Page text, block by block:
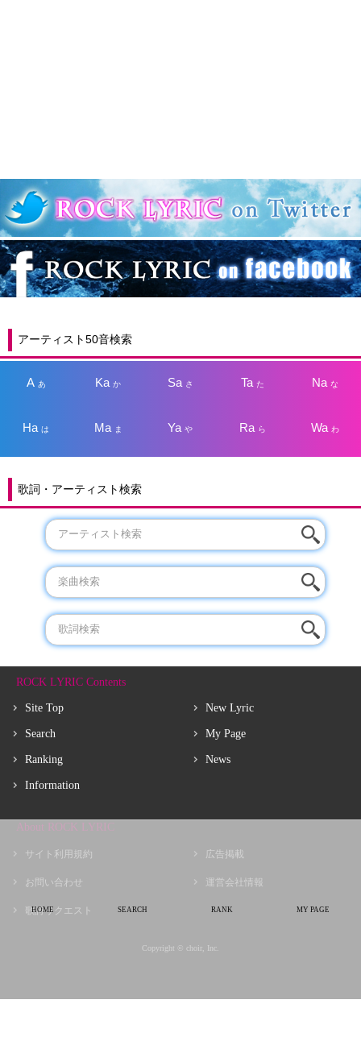
アーティスト50音検索
A あ Kaか Sa さ Taた Na な
Haは Ma ま Yaや Ra ら Wa わ
歌詞・アーティスト検索
ROCK LYRIC Contents
Site Top
Search
Ranking
Information
New Lyric
My Page
News
About ROCK LYRIC
サイト利用規約
お問い合わせ
歌詩リクエスト
広告掲載
運営会社情報
Copyright © choir, Inc.
HOME SEARCH RANK MY PAGE